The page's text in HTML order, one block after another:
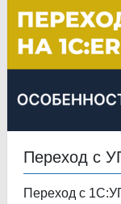
Переход с
Переход с